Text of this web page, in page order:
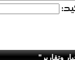
وتقارير"